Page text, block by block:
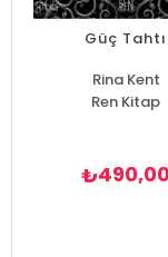
Güç Tahtı
Rina Kent
Ren Kitap
₺